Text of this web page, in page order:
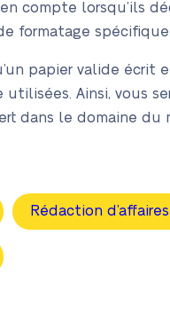
compte lorsqu’ils
formatage
papier valide
Ainsi, vous
dans le domaine du
Rédaction d’affaires